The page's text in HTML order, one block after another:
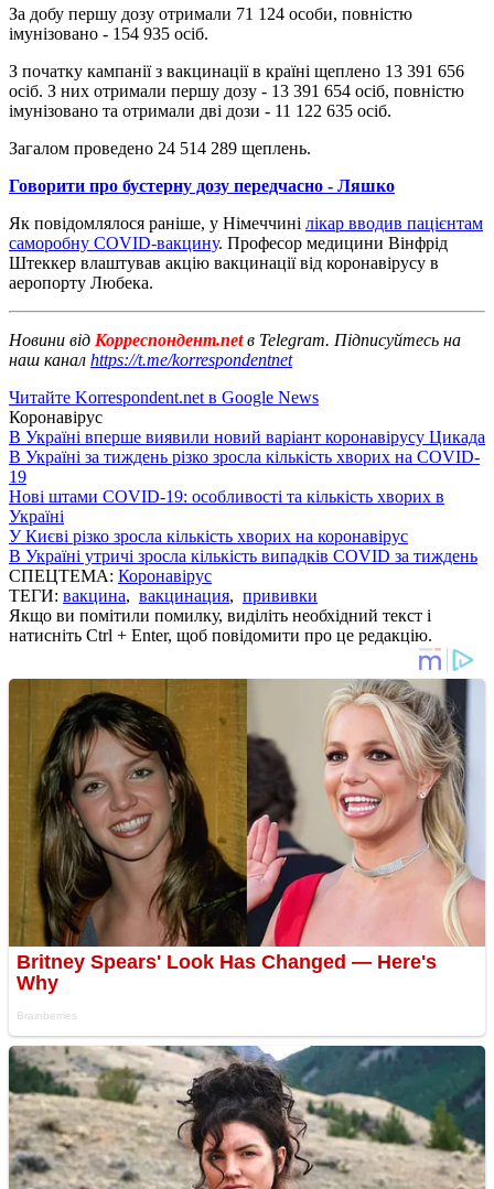
За добу першу дозу отримали 71 124 особи, повністю
імунізовано - 154 935 осіб.
З початку кампанії з вакцинації в країні щеплено 13 391 656
осіб. З них отримали першу дозу - 13 391 654 осіб, повністю
імунізовано та отримали дві дози - 11 122 635 осіб.
Загалом проведено 24 514 289 щеплень.
Говорити про бустерну дозу передчасно - Ляшко
Як повідомлялося раніше, у Німеччині лікар вводив пацієнтам
саморобну COVID-вакцину. Професор медицини Вінфрід
Штеккер влаштував акцію вакцинації від коронавірусу в
аеропорту Любека.
Новини від Корреспондент.netв Telegram. Підписуйтесь на
наш канал https://t.me/korrespondentnet
Читайте Korrespondent.net в Google News
Коронавірус
В Україні вперше виявили новий варіант коронавірусу Цикада
В Україні за тиждень різко зросла кількість хворих на COVID-
19
Нові штами COVID-19: особливості та кількість хворих в
Україні
У Києві різко зросла кількість хворих на коронавірус
В Україні утричі зросла кількість випадків COVID за тиждень
СПЕЦТЕМА: Коронавірус
ТЕГИ: вакцина, вакцинация, прививки
Якщо ви помітили помилку, виділіть необхідний текст і
натисніть Ctrl + Enter, щоб повідомити про це редакцію.